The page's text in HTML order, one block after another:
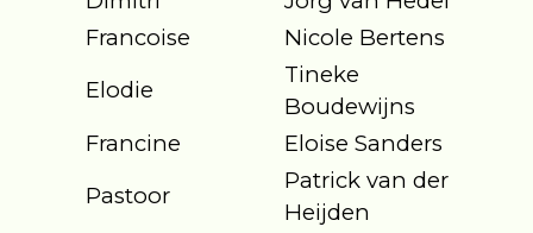
Francoise
Nicole Bertens
Elodie
Tineke
Boudewijns
Francine
Eloise Sanders
Pastoor
Patrick van der
Heijden